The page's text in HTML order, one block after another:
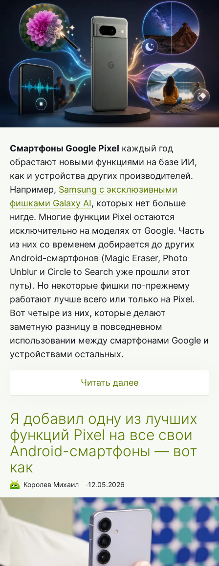
Смартфоны Google Pixel каждый год
обрастают новыми функциями на базе ИИ,
как и устройства других производителей.
Например, Samsung с эксклюзивными
фишками Galaxy AI, которых нет больше
нигде. Многие функции Pixel остаются
исключительно на моделях от Google. Часть
из них со временем добирается до других
Android-смартфонов (Magic Eraser, Photo
Unblur и Circle to Search уже прошли этот
путь). Но некоторые фишки по-прежнему
работают лучше всего или только на Pixel.
Вот четыре из них, которые делают
заметную разницу в повседневном
использовании между смартфонами Google и
устройствами остальных.
Читать далее
Я добавил одну из лучших
функций Pixel на все свои
Android-смартфоны — вот
как
Королев Михаил ∙12.05.2026